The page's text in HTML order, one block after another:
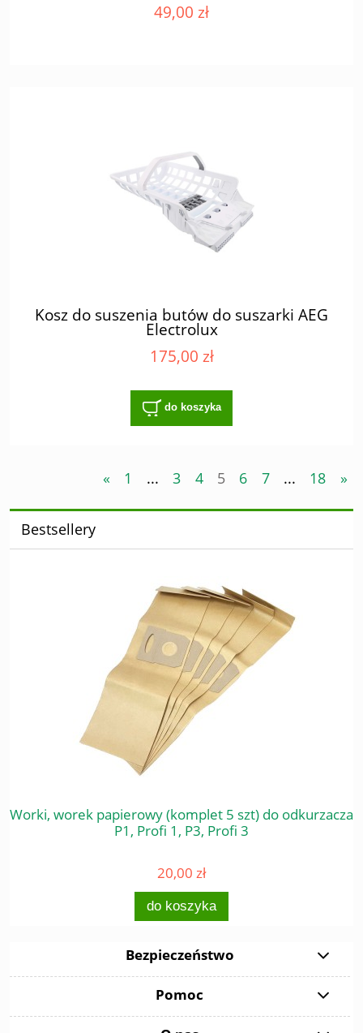
49,00 zł
Kosz do suszenia butów do suszarki AEG
Electrolux
175,00 zł
do koszyka
« 1 ... 3 4 5 6 7 ... 18 »
Bestsellery
Worki, worek papierowy (komplet 5 szt) do odkurzacza
P1, Profi 1, P3, Profi 3
20,00 zł
do koszyka
Bezpieczeństwo
Pomoc